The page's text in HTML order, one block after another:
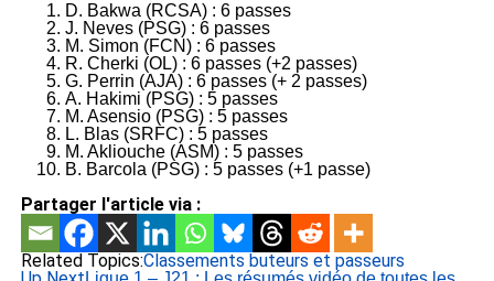
D. Bakwa (RCSA) : 6 passes
J. Neves (PSG) : 6 passes
M. Simon (FCN) : 6 passes
R. Cherki (OL) : 6 passes (+2 passes)
G. Perrin (AJA) : 6 passes (+ 2 passes)
A. Hakimi (PSG) : 5 passes
M. Asensio (PSG) : 5 passes
L. Blas (SRFC) : 5 passes
M. Akliouche (ASM) : 5 passes
B. Barcola (PSG) : 5 passes (+1 passe)
Partager l'article via :
Related Topics:Classements buteurs et passeurs